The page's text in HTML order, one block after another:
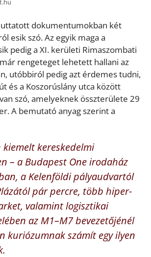
dokumentumokban két
esik szó. Az egyik maga a
pedig a XI. kerületi Rimaszombati
rengeteget lehetett hallani az
utóbbiról pedig azt érdemes tudni,
és a Koszorúslány utca között
szó, amelyeknek összterülete 29
A bemutató anyag szerint a
kereskedelmi
– a Budapest One irodaház
a Kelenföldi pályaudvartól
pár percre, több hiper-
valamint logisztikai
az M1–M7 bevezetőjénél
kuriózumnak számít egy ilyen